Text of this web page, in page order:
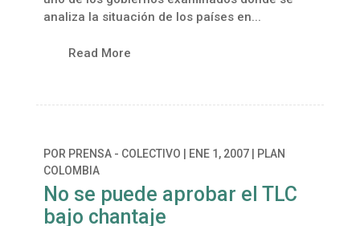
analiza la situación de los países en...
Read More
POR PRENSA - COLECTIVO ENE 1, 2007|
PLAN
COLOMBIA
No se puede aprobar el TLC
bajo chantaje